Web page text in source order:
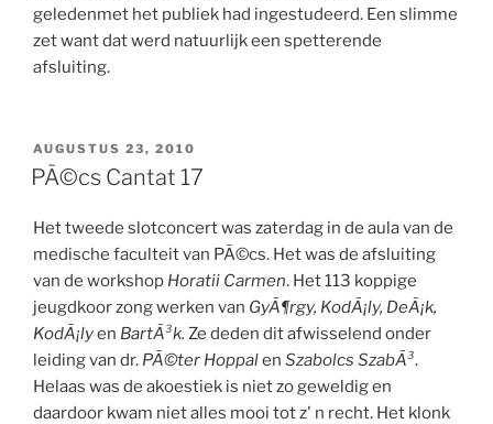
geledenmet het publiek had ingestudeerd. Een slimme
zet want dat werd natuurlijk een spetterende
afsluiting.
GEPLAATST
OP
AUGUSTUS 23, 2010
PÃ©cs Cantat 17
Het tweede slotconcert was zaterdag in de aula van de
medische faculteit van PÃ©cs. Het was de afsluiting
van de workshop Horatii Carmen. Het 113 koppige
jeugdkoor zong werken van GyÃ¶rgy, KodÃ¡ly, DeÃ¡k,
KodÃ¡lyen BartÃ³k. Ze deden dit afwisselend onder
leiding van dr. PÃ©ter Hoppalen Szabolcs SzabÃ³.
Helaas was de akoestiek is niet zo geweldig en
daardoor kwam niet alles mooi tot z' n recht. Het klonk